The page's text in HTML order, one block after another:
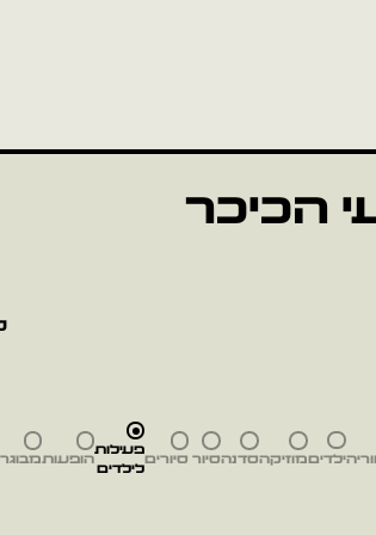
הכיכר
ילדיםמוזיקהסדנהסיור סיוריםפעילות
לילדיםהופעות